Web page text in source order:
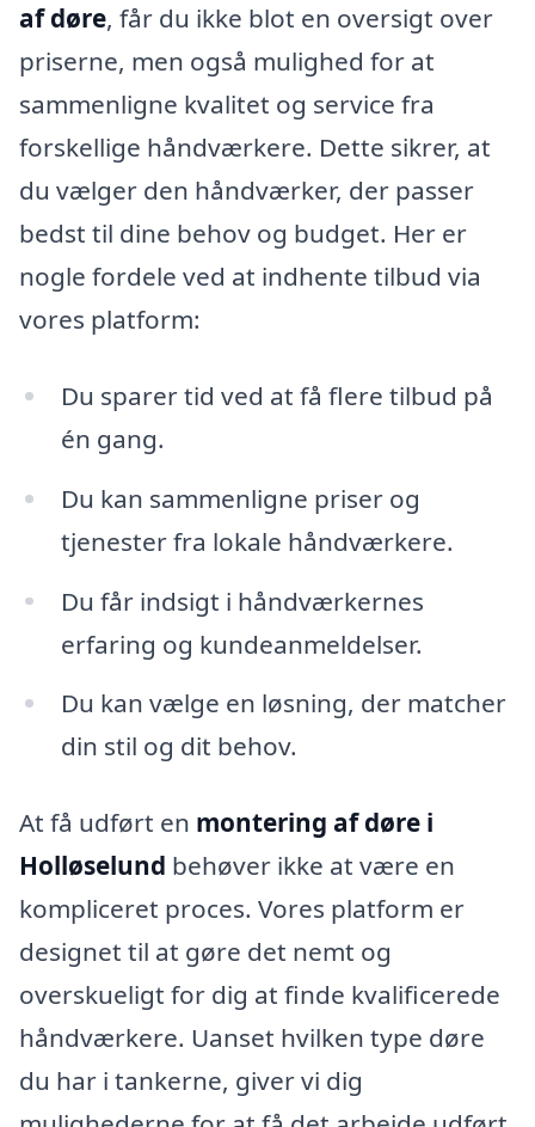
af døre, får du ikke blot en oversigt over
priserne, men også mulighed for at
sammenligne kvalitet og service fra
forskellige håndværkere. Dette sikrer, at
du vælger den håndværker, der passer
bedst til dine behov og budget. Her er
nogle fordele ved at indhente tilbud via
vores platform:
Du sparer tid ved at få flere tilbud på
én gang.
Du kan sammenligne priser og
tjenester fra lokale håndværkere.
Du får indsigt i håndværkernes
erfaring og kundeanmeldelser.
Du kan vælge en løsning, der matcher
din stil og dit behov.
At få udført en montering af døre i
Holløselund behøver ikke at være en
kompliceret proces. Vores platform er
designet til at gøre det nemt og
overskueligt for dig at finde kvalificerede
håndværkere. Uanset hvilken type døre
du har i tankerne, giver vi dig